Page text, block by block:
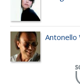
Antonello
Planet